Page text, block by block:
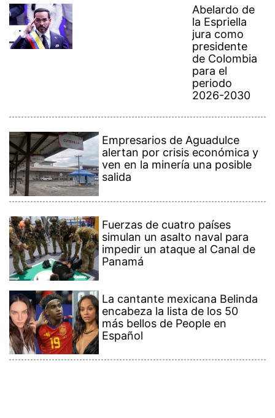
Abelardo de
la Espriella
jura como
presidente
de Colombia
para el
periodo
2026-2030
Empresarios de Aguadulce
alertan por crisis económica y
ven en la minería una posible
salida
Fuerzas de cuatro países
simulan un asalto naval para
impedir un ataque al Canal de
Panamá
La cantante mexicana Belinda
encabeza la lista de los 50
más bellos de People en
Español